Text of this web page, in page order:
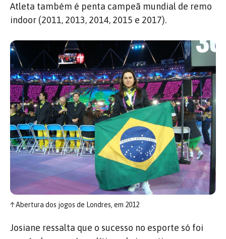
Atleta também é penta campeã mundial de remo
indoor (2011, 2013, 2014, 2015 e 2017).
↑Abertura dos jogos de Londres, em 2012
Josiane ressalta que o sucesso no esporte só foi